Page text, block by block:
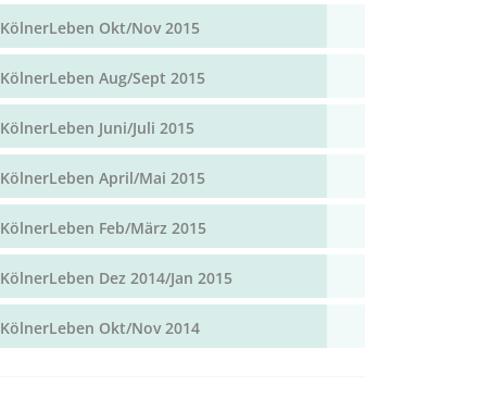
KölnerLeben Okt/Nov 2015
KölnerLeben Aug/Sept 2015
KölnerLeben Juni/Juli 2015
KölnerLeben April/Mai 2015
KölnerLeben Feb/März 2015
KölnerLeben Dez 2014/Jan 2015
KölnerLeben Okt/Nov 2014